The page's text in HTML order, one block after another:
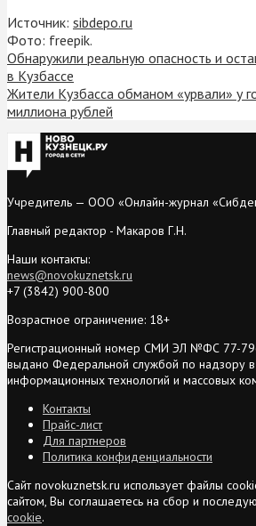
Источник: sibdepo.ru
Фото: freepik.
Обнаружили реальную опасность и
в Кузбассе
Жители Кузбасса обманом «урвали» у
миллиона рублей
Учредитель — ООО «Онлайн-журнал
Главный редактор - Макаров Г.Н.
Наши контакты:
news@novokuznetsk.ru
+7 (3842) 900-800
Возрастное ограничение: 18+
Регистрационный номер СМИ ЭЛ №ФС 77-
выдано Федеральной службой по надзору
информационных технологий и массовых
Контакты
Прайс-лист
Для партнеров
Политика конфиденциальности
Сайт novokuznetsk.ru использует файлы
сайтом, Вы соглашаетесь на сбор и
cookie.